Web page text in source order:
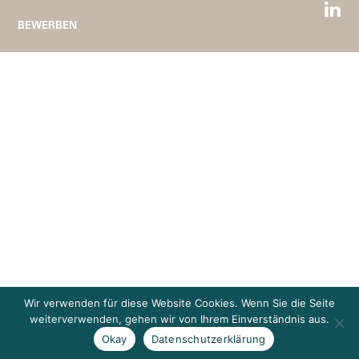
BEWERBEN
Wir verwenden für diese Website Cookies. Wenn Sie die Seite
weiterverwenden, gehen wir von Ihrem Einverständnis aus.
Okay
Datenschutzerklärung